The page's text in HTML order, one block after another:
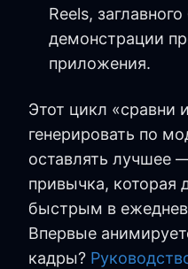
Reels,
демонстрации
приложения.
Этот цикл «сравни
генерировать по
оставлять лучшее
привычка, которая
быстрым в
Впервые
кадры?